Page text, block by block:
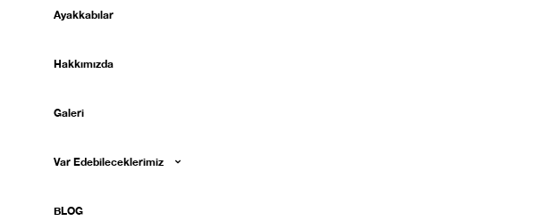
Ayakkabılar
Hakkımızda
Galeri
Var Edebileceklerimiz
BLOG